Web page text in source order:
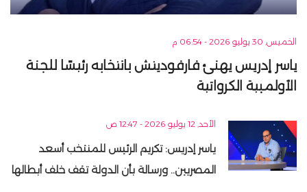
الخميس, 30 يوليو 2026 - 06:54 م
ياسر إدريس يهنئ فارفوديتش بانتخابه رئيسًا للجنة
الأولمبية الكرواتية
الأحد, 12 يوليو 2026 - 12:47 ص
ياسر إدريس: تكريم الرئيس للمنتخب أسعد
المصريين.. ورسالة بأن الدولة تقف خلف أبطالها